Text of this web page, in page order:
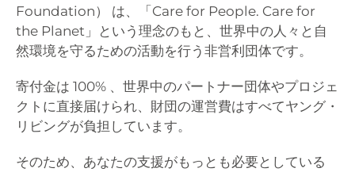
Foundation） は、「Care for People. Care for
the Planet」という理念のもと、 世界中の人々と自
然環境を守るための活動を行う非営利団体です。
寄付金は 100% 、世界中のパートナー団体やプロジェ
クトに直接届けられ、財団の運営費はすべてヤング・
リビングが負担しています。
そのため、あなたの支援がもっとも必要としている